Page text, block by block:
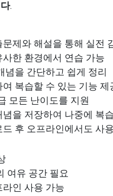
.
문제와 해설을 통해 실전
한 환경에서 연습 가능
념을 간단하고 쉽게 정리
복습할 수 있는 기능 제
모든 난이도를 지원
을 저장하여 나중에 복
드 후 오프라인에서도 사
여유 공간 필요
인 사용 가능